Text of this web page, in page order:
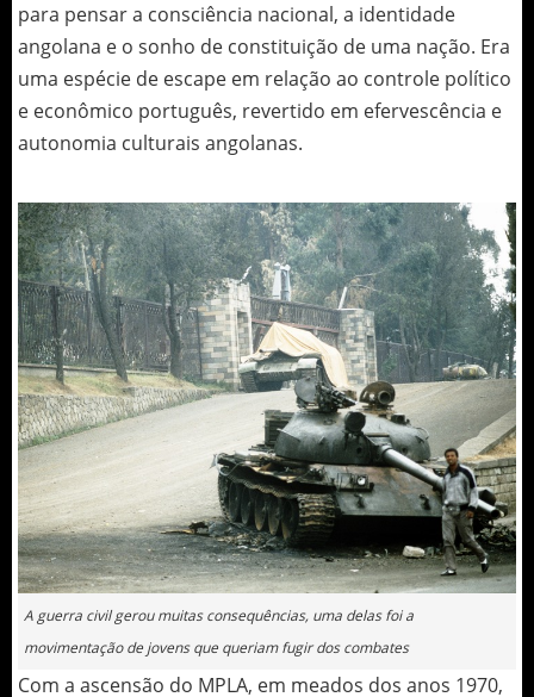
para pensar a consciência nacional, a identidade
angolana e o sonho de constituição de uma nação. Era
uma espécie de escape em relação ao controle político
e econômico português, revertido em efervescência e
autonomia culturais angolanas.
A guerra civil gerou muitas consequências, uma delas foi a
movimentação de jovens que queriam fugir dos combates
Com a ascensão do MPLA, em meados dos anos 1970,